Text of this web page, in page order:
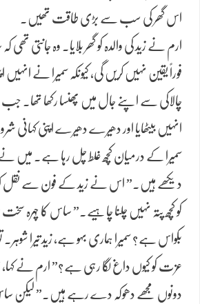
اس گھر کی سب سے بڑی طاقت تھیں۔
ارم نے زید کی والدہ کو گھر بلایا۔ وہ جانتی
فوراً یقین نہیں کریں گی، کیونکہ سمیرا نے انہیں
چالاکی سے اپنے جال میں پھنسا رکھا تھا۔
انہیں بیٹھایا اور دھیرے دھیرے اپنی کہانی
سمیرا کے درمیان کچھ غلط چل رہا ہے۔ میں
دیکھے ہیں۔” اس نے زید کے فون سے نقل کیا
کو کچھ پتہ نہیں چلنا چاہیے۔” ساس کا چہرہ سخت
بکواس ہے؟ سمیرا ہماری بہو ہے، زید تیرا
عزت کو کیوں داغ لگا رہی ہے؟” ارم نے
دونوں مجھے دھوکہ دے رہے ہیں۔” لیکن